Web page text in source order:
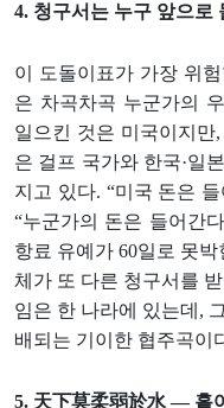
4. 청구서는 누구 앞으로
이 도돌이표가 가장 위
은 차곡차곡 누군가의
일으킨 것은 미국이지만
은 걸프 국가와 한국·일
지고 있다. “미국 돈은
“누군가의 돈은 들어간
항료 유예가 60일로 못
체가 또 다른 청구서를
임은 한 나라에 있는데,
배되는 기이한 협주곡이
5. 天下莫柔弱於水 — 흩